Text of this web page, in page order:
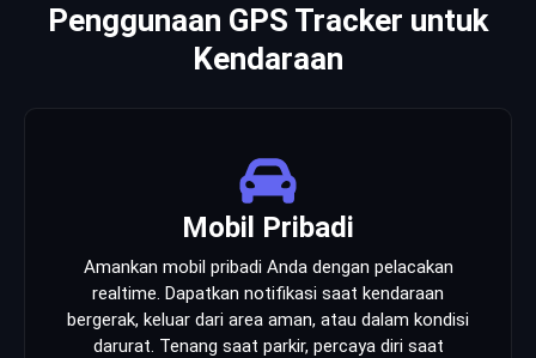
Penggunaan GPS Tracker untuk
Kendaraan
Mobil Pribadi
Amankan mobil pribadi Anda dengan pelacakan
realtime. Dapatkan notifikasi saat kendaraan
bergerak, keluar dari area aman, atau dalam kondisi
darurat. Tenang saat parkir, percaya diri saat